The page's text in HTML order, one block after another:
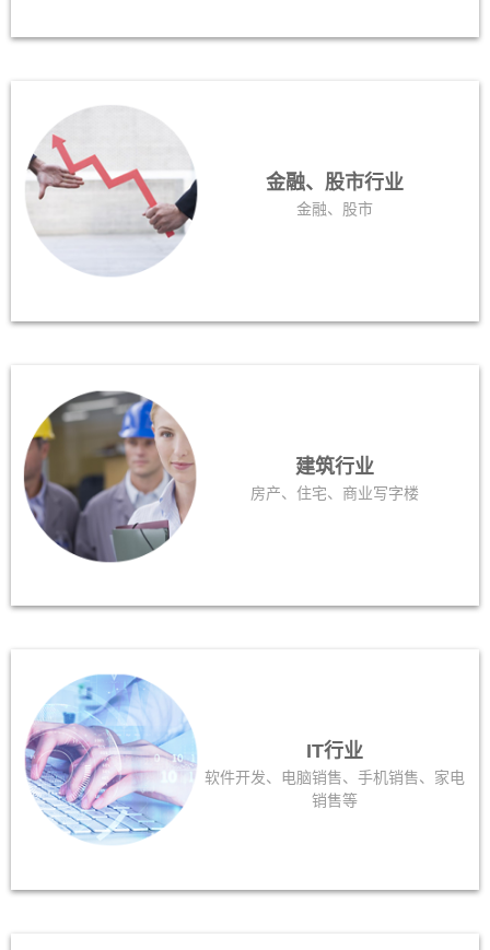
金融、股市行业
金融、股市
建筑行业
房产、住宅、商业写字楼
IT行业
软件开发、电脑销售、手机销售、家电
销售等